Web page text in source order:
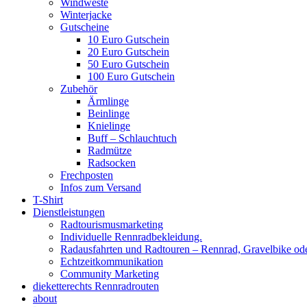
Windweste
Winterjacke
Gutscheine
10 Euro Gutschein
20 Euro Gutschein
50 Euro Gutschein
100 Euro Gutschein
Zubehör
Ärmlinge
Beinlinge
Knielinge
Buff – Schlauchtuch
Radmütze
Radsocken
Frechposten
Infos zum Versand
T-Shirt
Dienstleistungen
Radtourismusmarketing
Individuelle Rennradbekleidung.
Radausfahrten und Radtouren – Rennrad, Gravelbike
Echtzeitkommunikation
Community Marketing
dieketterechts Rennradrouten
about